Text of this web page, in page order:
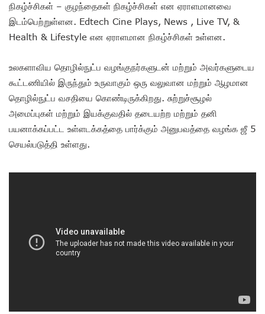
நிகழ்ச்சிகள் – குழந்தைகள் நிகழ்ச்சிகள் என ஏராளமானவை
இடம்பெற்றுள்ளன. Edtech Cine Plays, News , Live TV, &
Health & Lifestyle என ஏராளமான நிகழ்ச்சிகள் உள்ளன.
உலகளாவிய தொழில்நுட்ப வழங்குநர்களுடன் மற்றும் அவர்களுடைய
கூட்டணியில் இருந்தும் உருவாகும் ஒரு வலுவான மற்றும் ஆழமான
தொழில்நுட்ப வசதியை கொண்டிருக்கிறது. சுற்றுச்சூழல்
அமைப்புகள் மற்றும் இயக்குவதில் தடையற்ற மற்றும் தனி
பயனாக்கப்பட்ட உள்ளடக்கத்தை பார்க்கும் அனுபவத்தை வழங்க ஜீ 5
செயல்படுத்தி உள்ளது.